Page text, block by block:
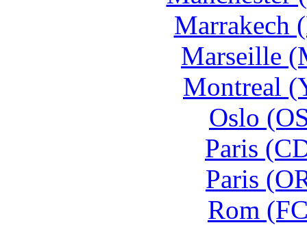
Marrakech
Marseille
Montreal
Oslo
Paris
Paris
Rom